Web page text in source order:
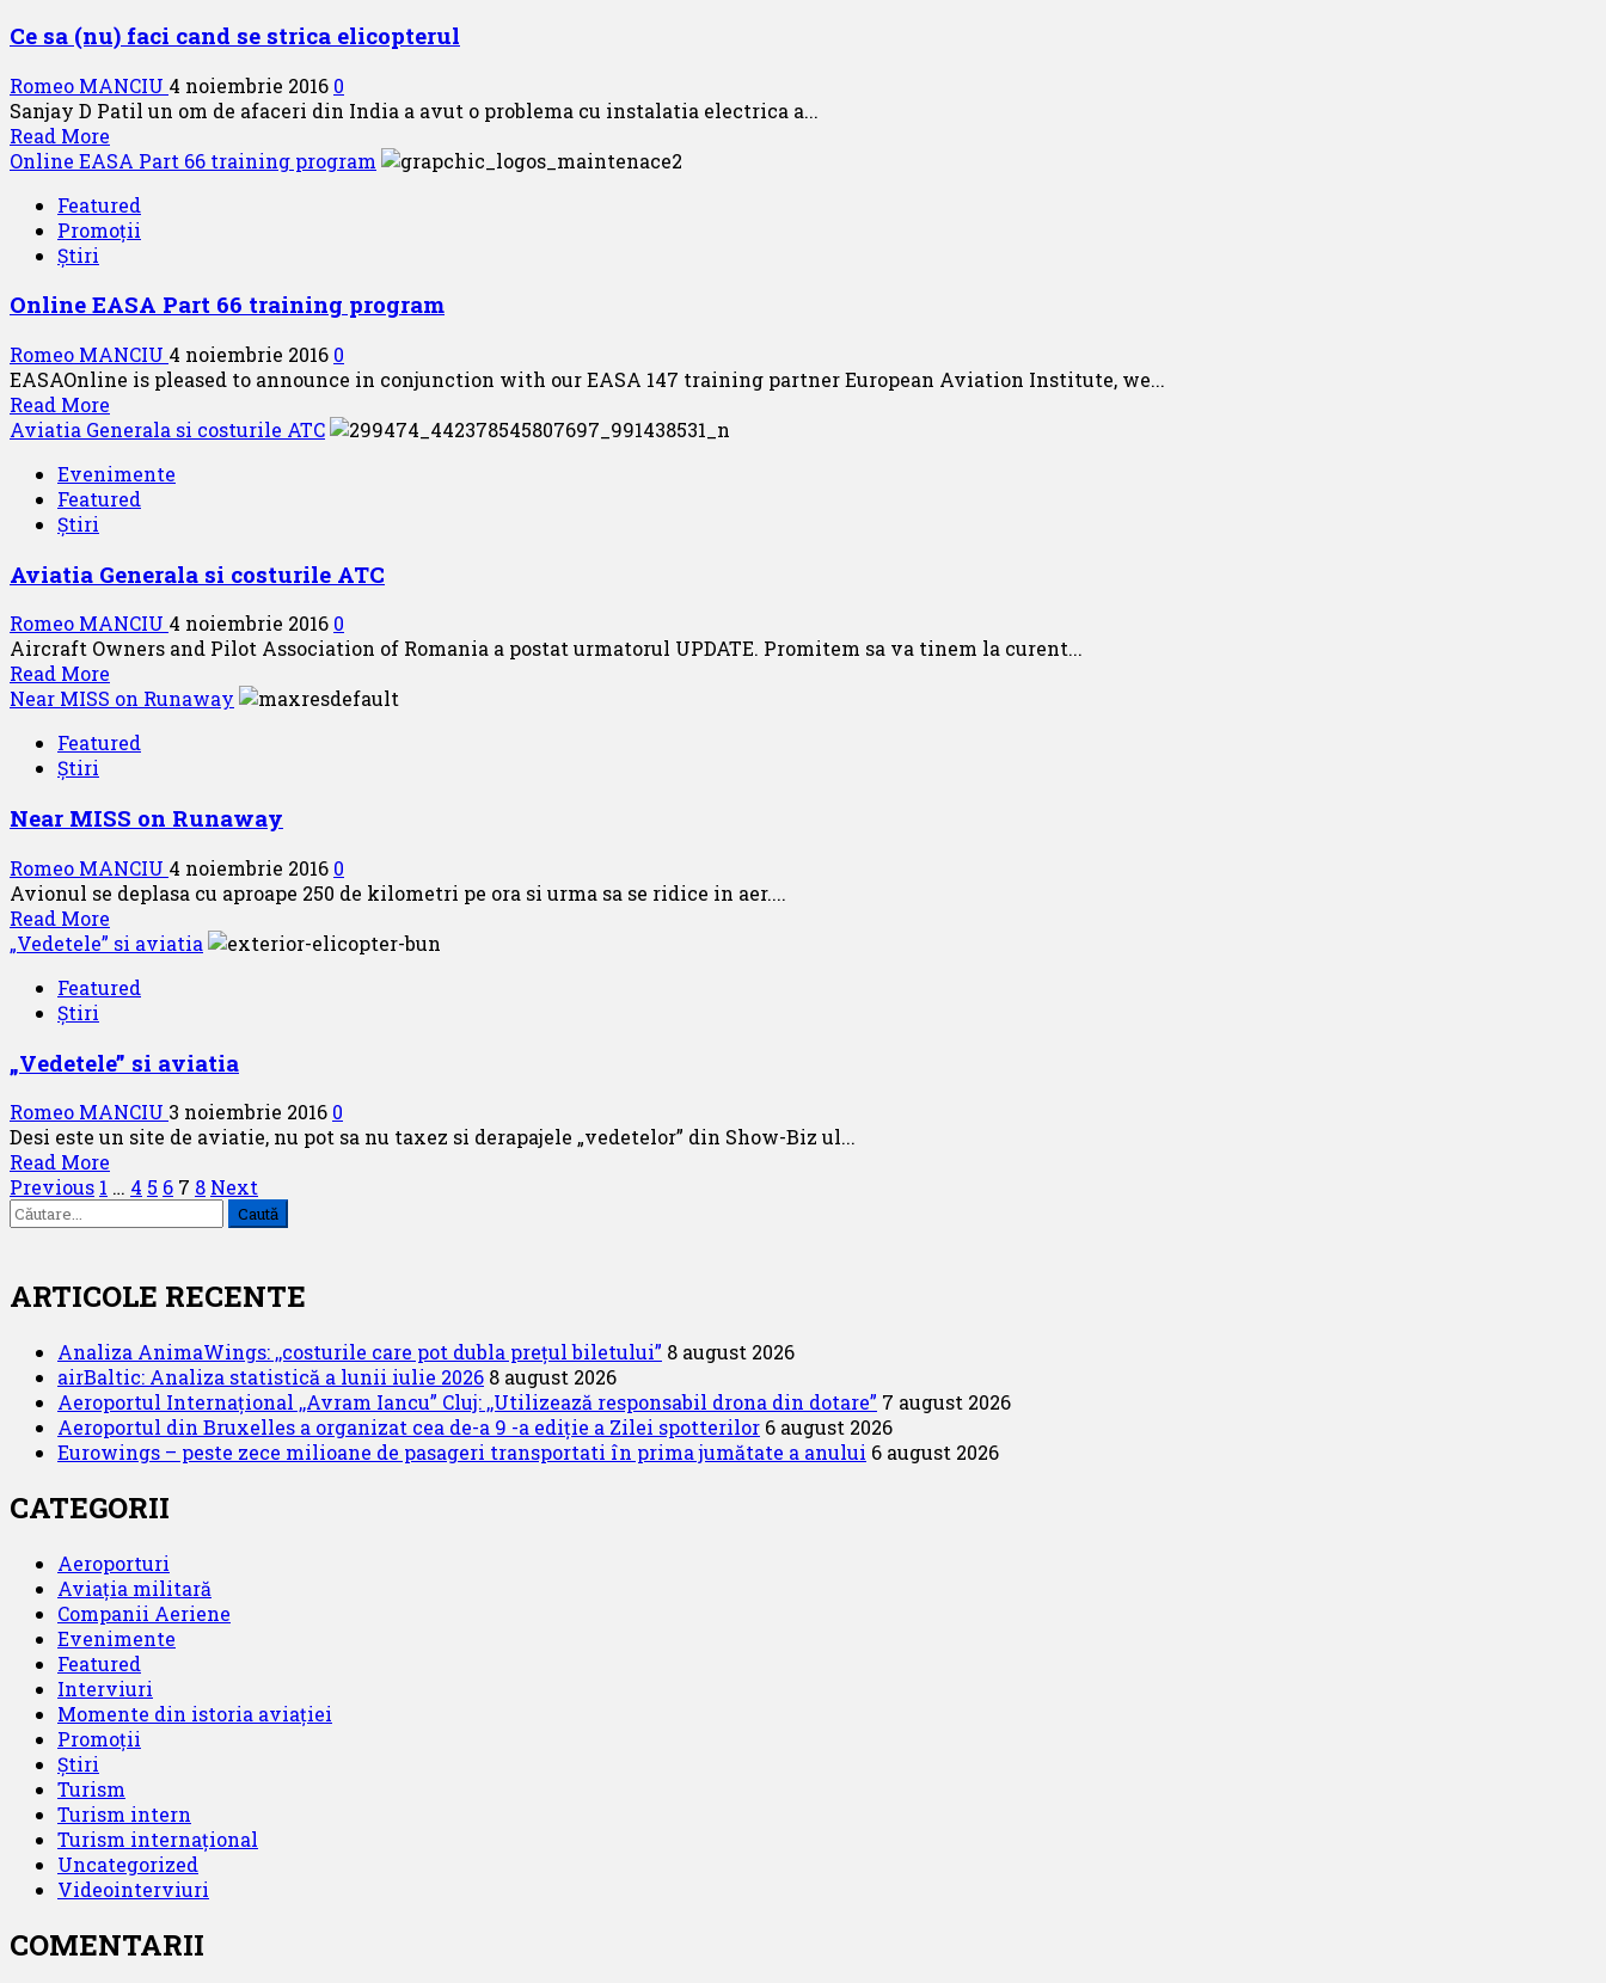
212A
ATJ
Ce sa (nu) faci cand se strica elicopterul
Romeo MANCIU 4 noiembrie 2016 0
Sanjay D Patil un om de afaceri din India a avut o problema cu instalatia electrica a...
Read More
more
Ce
sa
cand
strica
elicopterul
Online EASA Part 66 training program
Featured
Promoții
Știri
Online EASA Part 66 training program
Romeo MANCIU 4 noiembrie 2016 0
EASAOnline is pleased to announce in conjunction with our EASA 147 training partner European Aviation Institute, we...
Read More
more
Online
EASA
training
Aviatia Generala si costurile ATC
Evenimente
Featured
Știri
Aviatia Generala si costurile ATC
Romeo MANCIU 4 noiembrie 2016 0
Aircraft Owners and Pilot Association of Romania a postat urmatorul UPDATE. Promitem sa va tinem la curent...
Read More
more
Aviatia
costurile
Near MISS on Runaway
Featured
Știri
Near MISS on Runaway
Romeo MANCIU 4 noiembrie 2016 0
Avionul se deplasa cu aproape 250 de kilometri pe ora si urma sa se ridice in aer....
Read More
more
Near
Runaway
„Vedetele” si aviatia
Featured
Știri
„Vedetele” si aviatia
Romeo MANCIU 3 noiembrie 2016 0
Desi este un site de aviatie, nu pot sa nu taxez si derapajele „vedetelor” din Show-Biz ul...
Read More
more
„Vedetele”
aviatia
Paginație
articole
Previous 1 … 4 5 6 7 8 Next
Caută
după:
ARTICOLE RECENTE
Analiza AnimaWings: ,,costurile care pot dubla prețul biletului” 8 august 2026
airBaltic: Analiza statistică a lunii iulie 2026 8 august 2026
Aeroportul Internațional ,,Avram Iancu” Cluj: ,,Utilizează responsabil drona din dotare” 7 august 2026
Aeroportul din Bruxelles a organizat cea de-a 9 -a ediție a Zilei spotterilor 6 august 2026
Eurowings – peste zece milioane de pasageri transportati în prima jumătate a anului 6 august 2026
CATEGORII
Aeroporturi
Aviația militară
Companii Aeriene
Evenimente
Featured
Interviuri
Momente din istoria aviației
Promoții
Știri
Turism
Turism intern
Turism internațional
Uncategorized
Videointerviuri
COMENTARII